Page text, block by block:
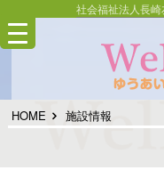
社会福祉法人長
HOME 施設情報